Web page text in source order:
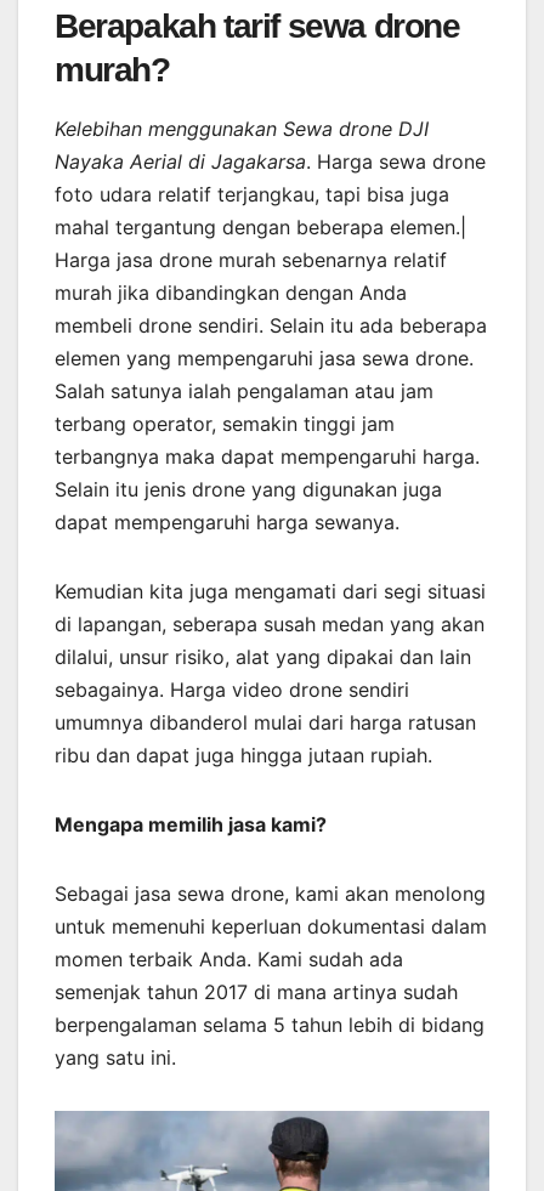
Berapakah tarif sewa drone
murah?
Kelebihan menggunakan Sewa drone DJI
Nayaka Aerial di Jagakarsa. Harga sewa drone
foto udara relatif terjangkau, tapi bisa juga
mahal tergantung dengan beberapa elemen.|
Harga jasa drone murah sebenarnya relatif
murah jika dibandingkan dengan Anda
membeli drone sendiri. Selain itu ada beberapa
elemen yang mempengaruhi jasa sewa drone.
Salah satunya ialah pengalaman atau jam
terbang operator, semakin tinggi jam
terbangnya maka dapat mempengaruhi harga.
Selain itu jenis drone yang digunakan juga
dapat mempengaruhi harga sewanya.
Kemudian kita juga mengamati dari segi situasi
di lapangan, seberapa susah medan yang akan
dilalui, unsur risiko, alat yang dipakai dan lain
sebagainya. Harga video drone sendiri
umumnya dibanderol mulai dari harga ratusan
ribu dan dapat juga hingga jutaan rupiah.
Mengapa memilih jasa kami?
Sebagai jasa sewa drone, kami akan menolong
untuk memenuhi keperluan dokumentasi dalam
momen terbaik Anda. Kami sudah ada
semenjak tahun 2017 di mana artinya sudah
berpengalaman selama 5 tahun lebih di bidang
yang satu ini.